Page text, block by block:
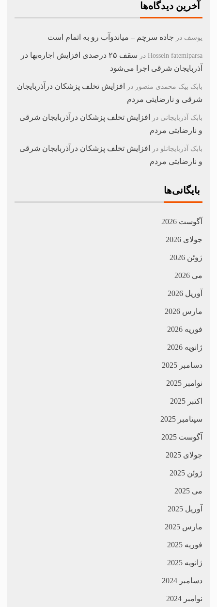
آخرین دیدگاه‌ها
یوسف در جاده سرچم – میاندوآب رو به اتمام است
Hossein fatemiparsa در
سقف ۲۵ درصدی افزایش اجاره‌بها در
آذربایجان شرقی اجرا می‌شود
بابک بیک محمدی منصور در
افزایش تخلف پزشکان درآذربایجان
شرقی و نارضایتی مردم
بابک آذربایجانی در
افزایش تخلف پزشکان درآذربایجان شرقی
و نارضایتی مردم
بابک آذربایجانلو در
افزایش تخلف پزشکان درآذربایجان شرقی
و نارضایتی مردم
بایگانی‌ها
آگوست 2026
جولای 2026
ژوئن 2026
می 2026
آوریل 2026
مارس 2026
فوریه 2026
ژانویه 2026
دسامبر 2025
نوامبر 2025
اکتبر 2025
سپتامبر 2025
آگوست 2025
جولای 2025
ژوئن 2025
می 2025
آوریل 2025
مارس 2025
فوریه 2025
ژانویه 2025
دسامبر 2024
نوامبر 2024